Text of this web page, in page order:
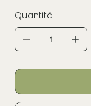
Quantità